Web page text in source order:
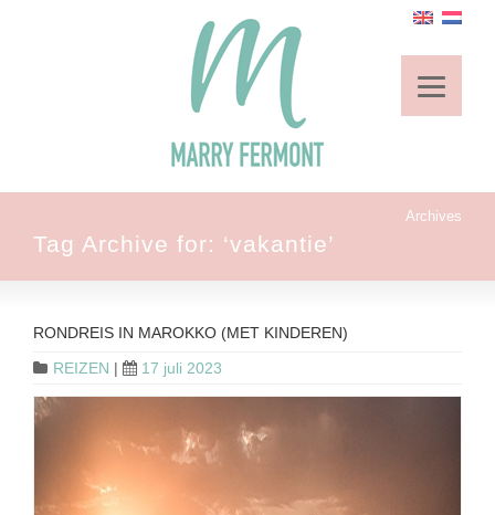
Archives
Tag Archive for: ‘vakantie’
RONDREIS IN MAROKKO (MET KINDEREN)
REIZEN | 17 juli 2023